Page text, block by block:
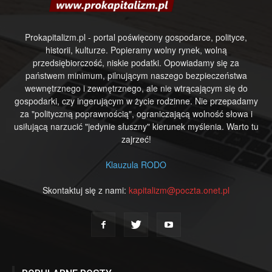
Prokapitalizm.pl - portal poświęcony gospodarce, polityce,
historii, kulturze. Popieramy wolny rynek, wolną
przedsiębiorczość, niskie podatki. Opowiadamy się za
państwem minimum, pilnującym naszego bezpieczeństwa
wewnętrznego i zewnętrznego, ale nie wtrącającym się do
gospodarki, czy ingerującym w życie rodzinne. Nie przepadamy
za "polityczną poprawnością", ograniczającą wolność słowa i
usiłującą narzucić "jedynie słuszny" kierunek myślenia. Warto tu
zajrzeć!
Klauzula RODO
Skontaktuj się z nami: kapitalizm@poczta.onet.pl